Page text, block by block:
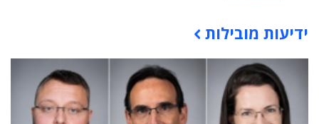
תוכן פרסומי
ידיעות מובילות